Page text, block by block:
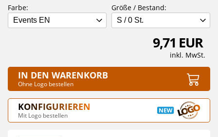
Farbe:
Events EN
Größe / Bestand:
S / 0 St.
9,71 EUR
inkl. MwSt.
IN DEN WARENKORB
Ohne Logo bestellen
KONFIGURIEREN
Mit Logo bestellen